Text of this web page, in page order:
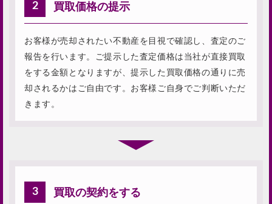
2 買取価格の提示
お客様が売却されたい不動産を目視で確認し、査定のご
報告を行います。ご提示した査定価格は当社が直接買取
をする金額となりますが、提示した買取価格の通りに売
却されるかはご自由です。お客様ご自身でご判断いただ
きます。
3 買取の契約をする